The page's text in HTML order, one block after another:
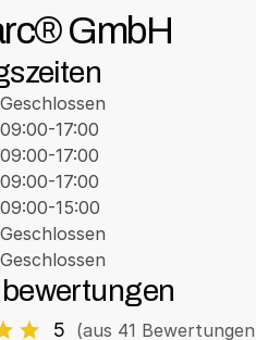
GmbH
Geschlossen
09:00-17:00
09:00-17:00
09:00-17:00
09:00-15:00
Geschlossen
Geschlossen
5 (aus 41